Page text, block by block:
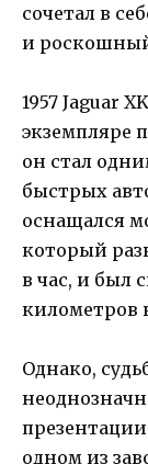
сочетал в
и
1957 Jaguar
экземпляре
он стал
быстрых
оснащался
который
в час, и был
километров
Однако,
одном из